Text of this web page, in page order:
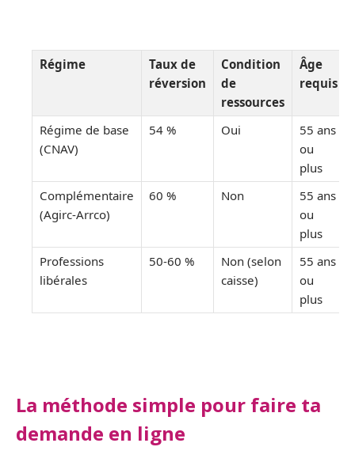
Régime
Taux de
réversion
Condition
de
ressources
Âge
requis
Régime de base
(CNAV)
54 % Oui
55 ans
ou
plus
Complémentaire
(Agirc-Arrco)
60 % Non
55 ans
ou
plus
Professions
libérales
50-60 %
Non (selon
caisse)
55 ans
ou
plus
La méthode simple pour faire ta
demande en ligne